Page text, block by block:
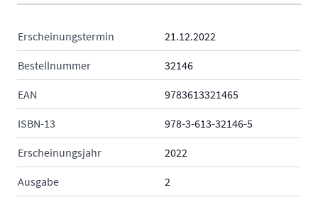
Erscheinungstermin 21.12.2022
Bestellnummer 32146
EAN 9783613321465
ISBN-13 978-3-613-32146-5
Erscheinungsjahr 2022
Ausgabe 2